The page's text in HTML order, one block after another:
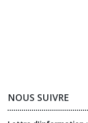
NOUS SUIVRE